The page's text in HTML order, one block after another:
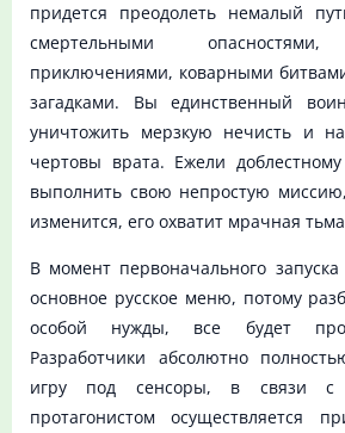
придется преодолеть немалый
смертельными опасностями,
приключениями, коварными
загадками. Вы единственный
уничтожить мерзкую нечисть и
чертовы врата. Ежели
выполнить свою непростую
изменится, его охватит мрачная
В момент первоначального
основное русское меню, потому
особой нужды, все будет
Разработчики абсолютно
игру под сенсоры, в связи с
протагонистом осуществляется